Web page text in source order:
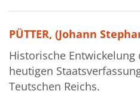
Kataloge
Neubücher
AVKB-Edition
AVKB-Edition Downloads
PÜTTER, (Johann
Historische Entwickelung
heutigen
Teutschen Reichs.